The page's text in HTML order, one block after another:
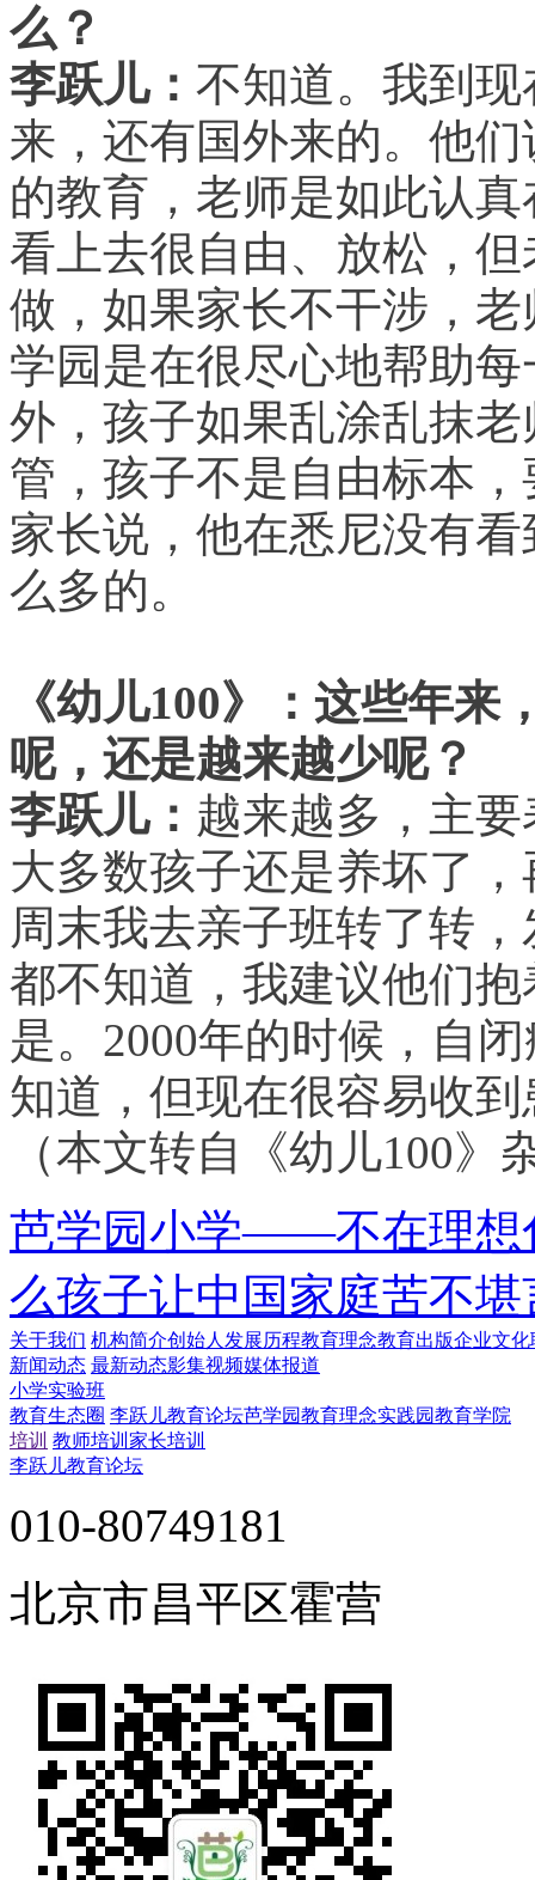
么？
李跃儿： 不知道。我到
来，还有国外来的。他
的教育，老师是如此认
看上去很自由、放松，
做，如果家长不干涉，
学园是在很尽心地帮助
外，孩子如果乱涂乱抹
管，孩子不是自由标本
家长说，他在悉尼没有
么多的。
《幼儿100》：这些年
呢，还是越来越少呢？
李跃儿： 越来越多，主
大多数孩子还是养坏了
周末我去亲子班转了转
都不知道，我建议他们
是。2000年的时候，自
知道，但现在很容易收
（本文转自《幼儿100》
芭学园小学——不在理想
么孩子让中国家庭苦不堪
关于我们 机构简介创始人 发展历程教育理念教育出版企业文化
新闻动态 最新动态影集视频媒体报道
小学实验班
教育生态圈 李跃儿教育论坛芭学园教育理念实践园教育学院
培训 教师培训 家长培训
李跃儿教育论坛
010-80749181
北京市昌平区霍营